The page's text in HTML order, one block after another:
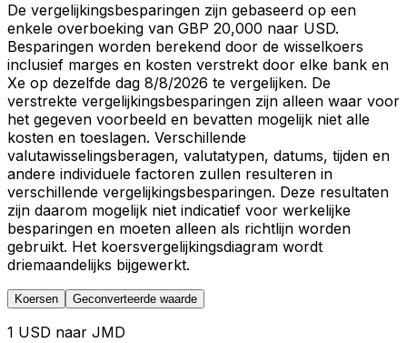
De vergelijkingsbesparingen zijn gebaseerd op een
enkele overboeking van GBP 20,000 naar USD.
Besparingen worden berekend door de wisselkoers
inclusief marges en kosten verstrekt door elke bank en
Xe op dezelfde dag 8/8/2026 te vergelijken. De
verstrekte vergelijkingsbesparingen zijn alleen waar voor
het gegeven voorbeeld en bevatten mogelijk niet alle
kosten en toeslagen. Verschillende
valutawisselingsberagen, valutatypen, datums, tijden en
andere individuele factoren zullen resulteren in
verschillende vergelijkingsbesparingen. Deze resultaten
zijn daarom mogelijk niet indicatief voor werkelijke
besparingen en moeten alleen als richtlijn worden
gebruikt. Het koersvergelijkingsdiagram wordt
driemaandelijks bijgewerkt.
Koersen Geconverteerde waarde
1 USD naar JMD